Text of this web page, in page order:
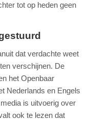
tot op heden geen
dat verdachte weet
verschijnen. De
het Openbaar
Nederlands en Engels
is uitvoerig over
ook te lezen dat